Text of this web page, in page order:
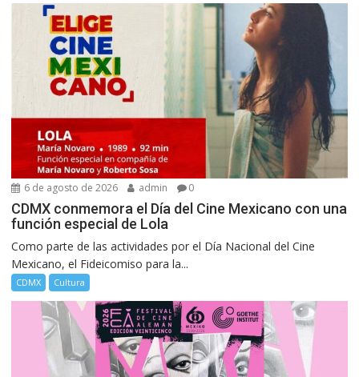
6 de agosto de 2026 admin 0
CDMX conmemora el Día del Cine Mexicano con una
función especial de Lola
Como parte de las actividades por el Día Nacional del Cine
Mexicano, el Fideicomiso para la...
CDMX Cultura